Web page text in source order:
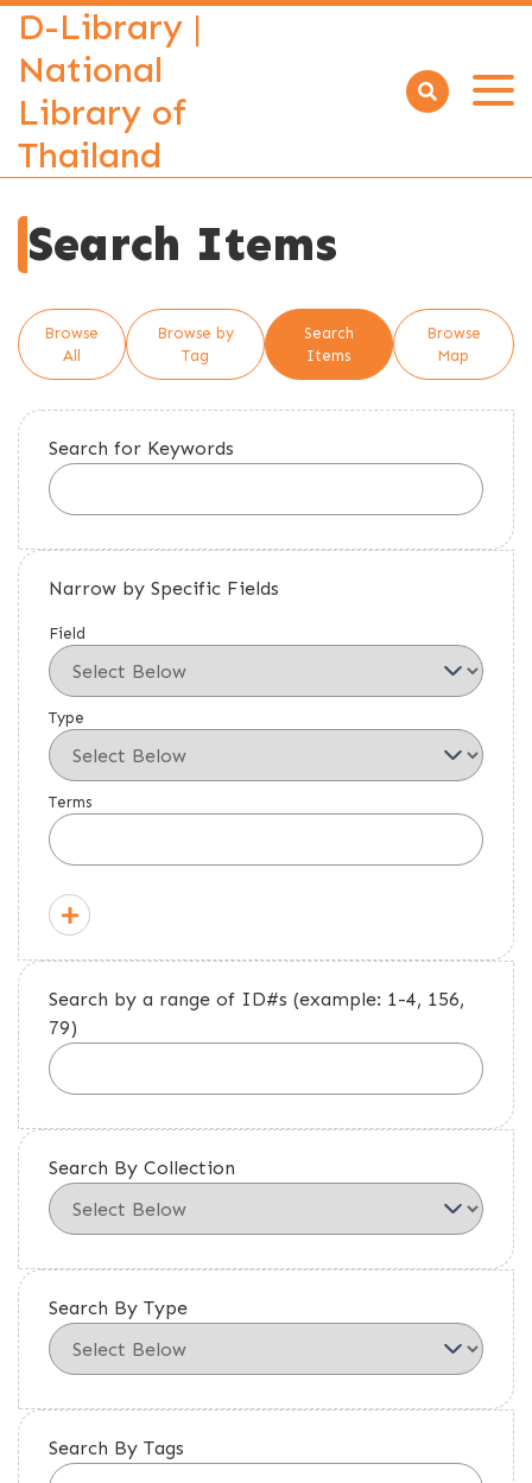
D-Library |
National
Library of
Thailand
Open
Search Items
Browse
All
Browse by
Tag
Search
Items
Browse
Map
Search for Keywords
Narrow by Specific Fields
Field
Type
Terms
Search by a range of ID#s (example: 1-4, 156,
79)
Search By Collection
Search By Type
Search By Tags